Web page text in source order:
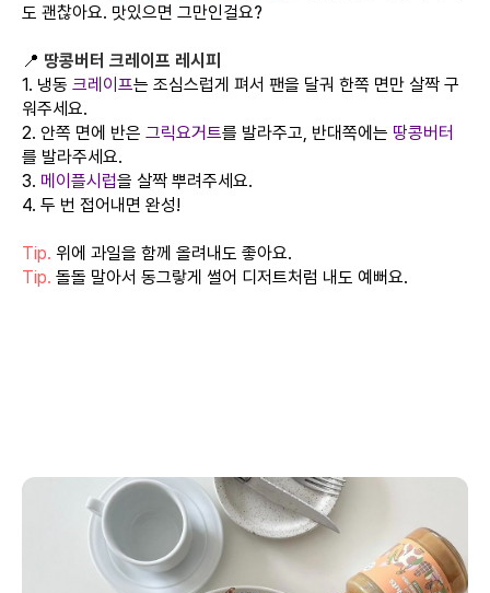
도 괜찮아요. 맛있으면 그만인걸요?
📍 땅콩버터 크레이프 레시피
1. 냉동 크레이프는 조심스럽게 펴서 팬을 달궈 한쪽 면만 살짝 구
워주세요.
2. 안쪽 면에 반은 그릭요거트를 발라주고, 반대쪽에는 땅콩버터
를 발라주세요.
3. 메이플시럽을 살짝 뿌려주세요.
4. 두 번 접어내면 완성!
Tip. 위에 과일을 함께 올려내도 좋아요.
Tip. 돌돌 말아서 동그랗게 썰어 디저트처럼 내도 예뻐요.